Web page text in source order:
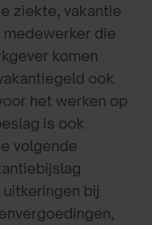
ziekte, vakantie
medewerker die
komen
ook
het werken op
is ook
volgende
bij